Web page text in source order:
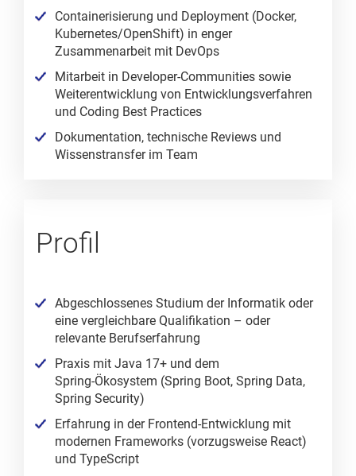
Containerisierung und Deployment (Docker,
Kubernetes/OpenShift) in enger
Zusammenarbeit mit DevOps
Mitarbeit in Developer‑Communities sowie
Weiterentwicklung von Entwicklungsverfahren
und Coding Best Practices
Dokumentation, technische Reviews und
Wissenstransfer im Team
Profil
Abgeschlossenes Studium der Informatik oder
eine vergleichbare Qualifikation – oder
relevante Berufserfahrung
Praxis mit Java 17+ und dem
Spring‑Ökosystem (Spring Boot, Spring Data,
Spring Security)
Erfahrung in der Frontend‑Entwicklung mit
modernen Frameworks (vorzugsweise React)
und TypeScript